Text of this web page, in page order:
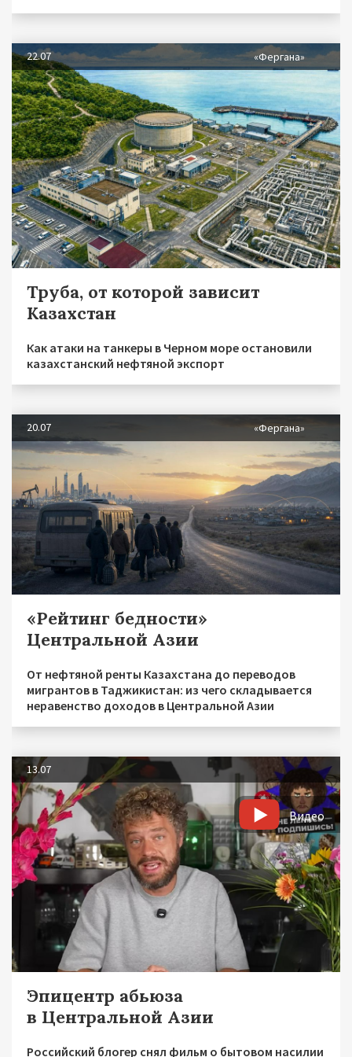
22.07 «Фергана»
Труба, от которой зависит
Казахстан
Как атаки на танкеры в Черном море остановили
казахстанский нефтяной экспорт
20.07 «Фергана»
«Рейтинг бедности»
Центральной Азии
От нефтяной ренты Казахстана до переводов
мигрантов в Таджикистан: из чего складывается
неравенство доходов в Центральной Азии
13.07
Видео
Эпицентр абьюза
в Центральной Азии
Российский блогер снял фильм о бытовом насилии